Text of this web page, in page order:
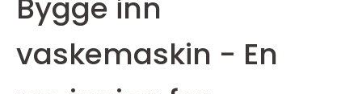
Bygge inn
vaskemaskin - En